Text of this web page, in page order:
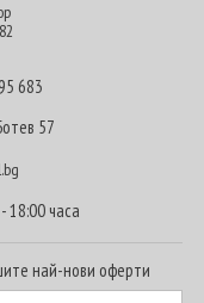
683
57
18:00 часа
най-нови оферти